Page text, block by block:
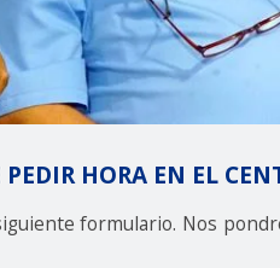
HORA EN EL
formulario. Nos